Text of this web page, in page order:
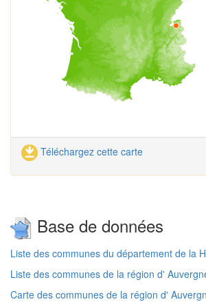
Téléchargez cette carte
Base de données
Liste des communes du département de la
Liste des communes de la région d'
Carte des communes de la région d'